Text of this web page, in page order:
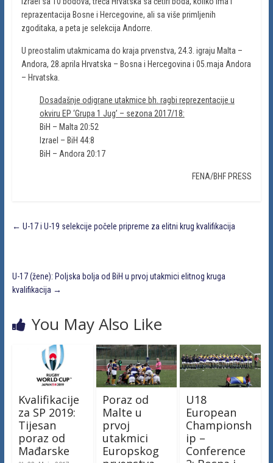
reprazentacija Bosne i Hercegovine, ali sa više primljenih
zgoditaka, a peta je selekcija Andorre.
U preostalim utakmicama do kraja prvenstva, 24.3. igraju Malta –
Andora, 28.aprila Hrvatska – Bosna i Hercegovina i 05.maja Andora
– Hrvatska.
Dosadašnje odigrane utakmice bh. ragbi reprezentacije u
okviru EP ‘Grupa 1 Jug’ – sezona 2017/18:
BiH – Malta 20:52
Izrael – BiH 44:8
BiH – Andora 20:17
FENA/BHF PRESS
← U-17 i U-19 selekcije počele pripreme za elitni krug kvalifikacija
U-17 (žene): Poljska bolja od BiH u prvoj utakmici elitnog kruga
kvalifikacija →
You May Also Like
Kvalifikacije
za SP 2019:
Tijesan
poraz od
Mađarske
Poraz od
Malte u
prvoj
utakmici
Europskog
U18
European
Championsh
ip –
Conference